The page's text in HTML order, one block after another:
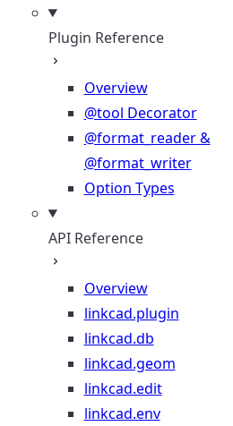
Plugin Reference
Overview
@tool Decorator
@format_reader &
@format_writer
Option Types
API Reference
Overview
linkcad.plugin
linkcad.db
linkcad.geom
linkcad.edit
linkcad.env